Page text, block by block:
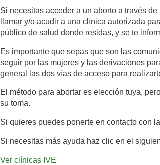
Si necesitas acceder a un aborto a través
llamar y/o acudir a una clínica autorizada
público de salud donde residas, y se te
Es importante que sepas que son las
seguir por las mujeres y las derivaciones
general las dos vías de acceso para
El método para abortar es elección tuya,
su toma.
Si quieres puedes ponerte en contacto con
Si necesitas más ayuda haz clic en el
Ver clínicas IVE